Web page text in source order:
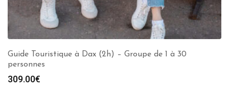
Guide Touristique à Dax (2h) – Groupe de 1 à 30
personnes
309.00€